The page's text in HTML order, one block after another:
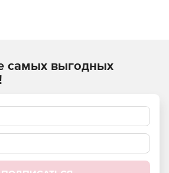
защита
модель: антивирус,
почты и интернет-трафика.
технологии упреждающего
поведенческим
который выявляет
программы и эксплойты
самых выгодных